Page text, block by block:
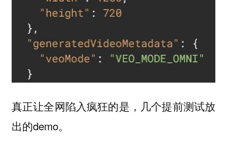
真正让全网陷入疯狂的是，几个提前测试放
出的demo。